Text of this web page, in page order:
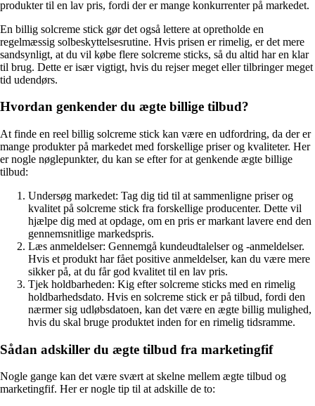
produkter til en lav pris, fordi der er mange konkurrenter på markedet.
En billig solcreme stick gør det også lettere at opretholde en
regelmæssig solbeskyttelsesrutine. Hvis prisen er rimelig, er det mere
sandsynligt, at du vil købe flere solcreme sticks, så du altid har en klar
til brug. Dette er især vigtigt, hvis du rejser meget eller tilbringer meget
tid udendørs.
Hvordan genkender du ægte billige tilbud?
At finde en reel billig solcreme stick kan være en udfordring, da der er
mange produkter på markedet med forskellige priser og kvaliteter. Her
er nogle nøglepunkter, du kan se efter for at genkende ægte billige
tilbud:
Undersøg markedet: Tag dig tid til at sammenligne priser og
kvalitet på solcreme stick fra forskellige producenter. Dette vil
hjælpe dig med at opdage, om en pris er markant lavere end den
gennemsnitlige markedspris.
Læs anmeldelser: Gennemgå kundeudtalelser og -anmeldelser.
Hvis et produkt har fået positive anmeldelser, kan du være mere
sikker på, at du får god kvalitet til en lav pris.
Tjek holdbarheden: Kig efter solcreme sticks med en rimelig
holdbarhedsdato. Hvis en solcreme stick er på tilbud, fordi den
nærmer sig udløbsdatoen, kan det være en ægte billig mulighed,
hvis du skal bruge produktet inden for en rimelig tidsramme.
Sådan adskiller du ægte tilbud fra marketingfif
Nogle gange kan det være svært at skelne mellem ægte tilbud og
marketingfif. Her er nogle tip til at adskille de to: